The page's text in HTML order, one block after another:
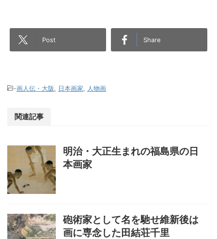
Post Share
-画人伝・大阪 日本画家 人物画
関連記事
明治・大正生まれの福島県の日
本画家
砲術家として名を馳せ維新後は
画に専念した田結荘千里